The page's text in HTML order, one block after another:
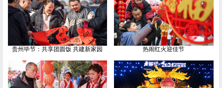
贵州毕节：共享团圆饭 共建新家园 热闹红火迎佳节